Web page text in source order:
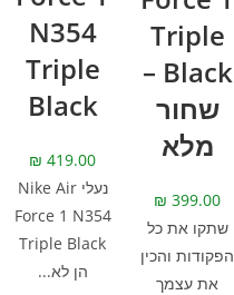
Triple
Black –
שחור
מלא
₪ 399.00
שתקו את כל
הפקודות והכין
את עצמך
N354
Triple
Black
₪ 419.00
נעלי Nike Air
Force 1 N354
Triple Black
הן לא...